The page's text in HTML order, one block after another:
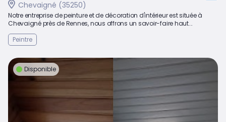
Chevaigné (35250)
Notre entreprise de peinture et de décoration d'intérieur est située à
Chevaigné près de Rennes, nous offrons un savoir-faire haut...
Peintre
Disponible